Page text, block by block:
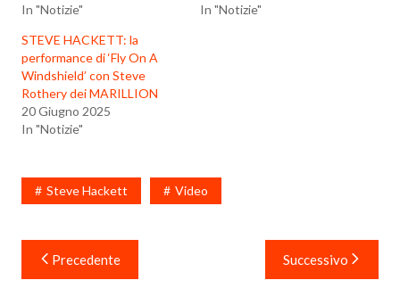
In "Notizie"
In "Notizie"
STEVE HACKETT: la
performance di ‘Fly On A
Windshield’ con Steve
Rothery dei MARILLION
20 Giugno 2025
In "Notizie"
Steve Hackett Video
Navigazione
articoli
Precedente Successivo